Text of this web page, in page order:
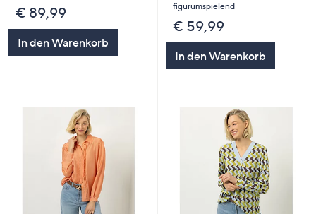
€ 89,99
In den Warenkorb
figurumspielend
€ 59,99
In den Warenkorb